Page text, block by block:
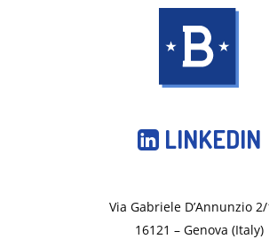
LINKEDIN
Via Gabriele D’Annunzio
16121 – Genova (Italy)